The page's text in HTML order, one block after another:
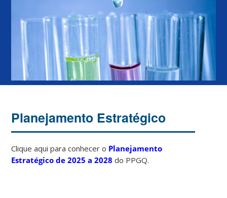
Planejamento Estratégico
Clique aqui para conhecer o Planejamento
Estratégico de 2025 a 2028 do PPGQ.